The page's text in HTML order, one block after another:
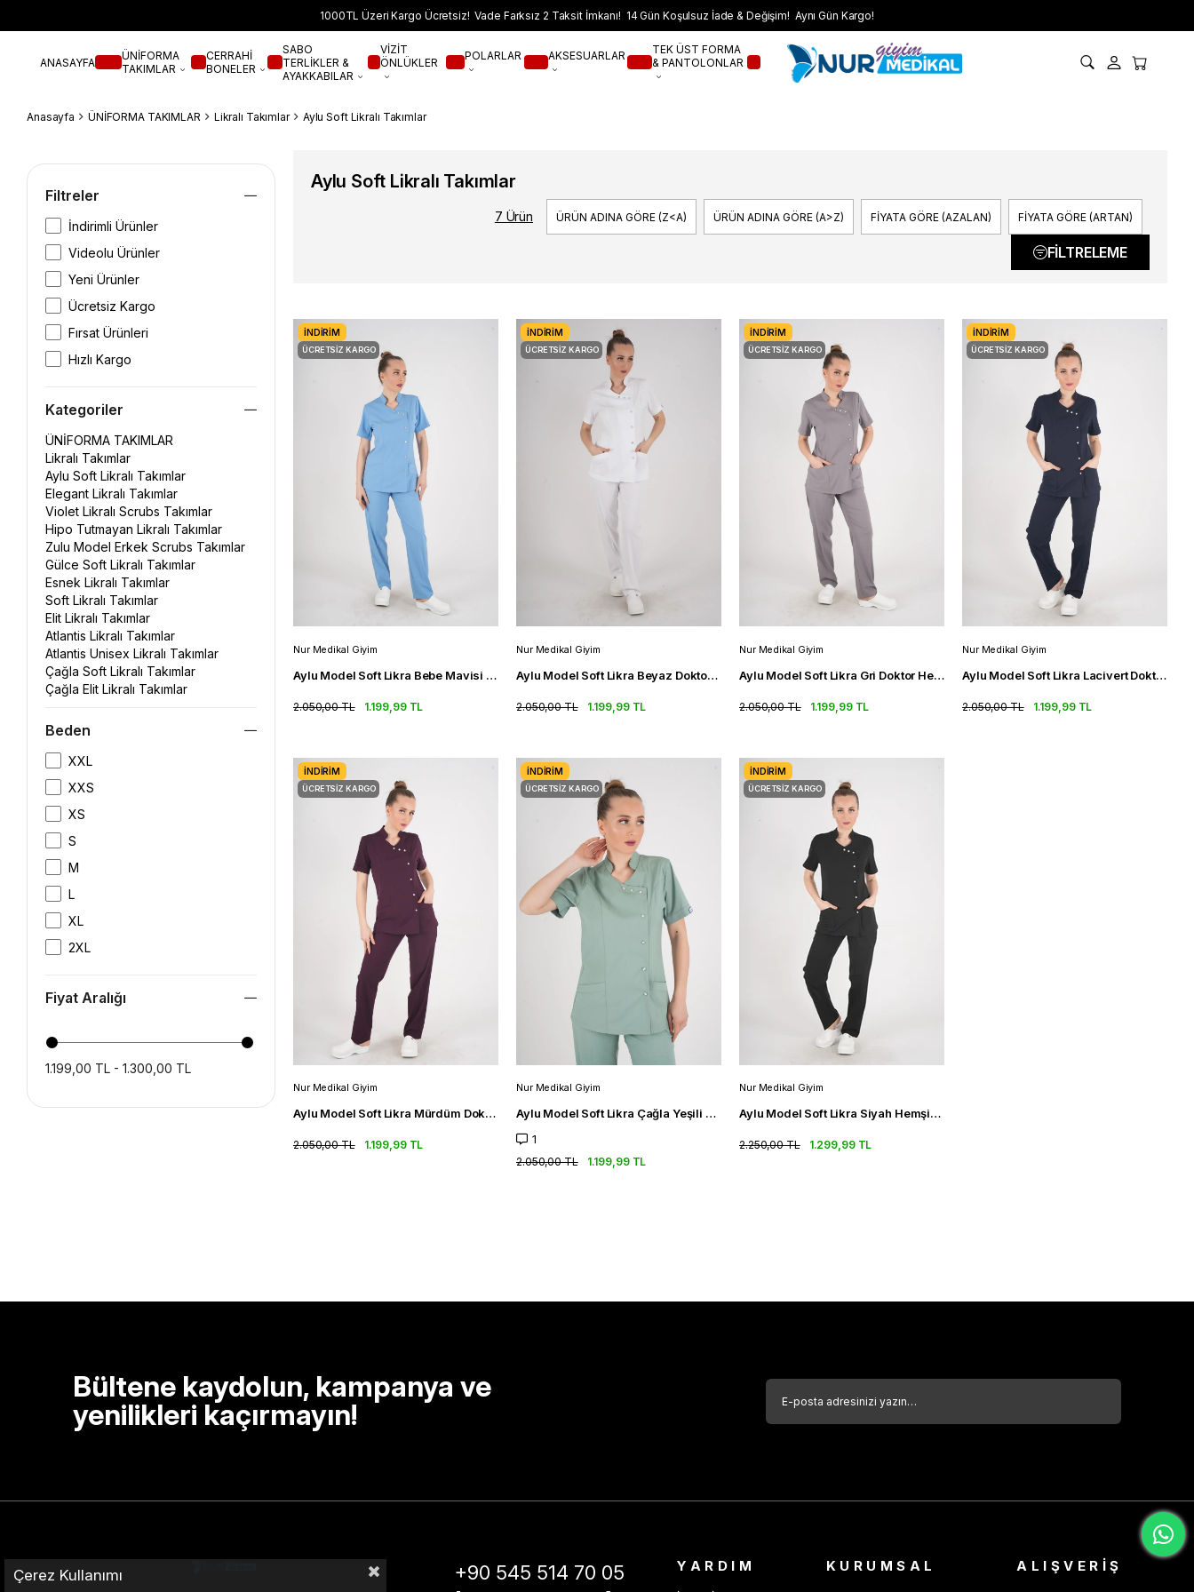
1000TL Üzeri Kargo Ücretsiz! Vade Farksız 2 Taksit İmkanı! 14 Gün Koşulsuz İade & Değişim! Aynı Gün Kargo!
ANASAYFA
ÜNİFORMA
TAKIMLAR
CERRAHİ
BONELER
SABO
TERLİKLER &
AYAKKABILAR
VİZİT
ÖNLÜKLER
POLARLAR AKSESUARLAR
TEK ÜST FORMA
& PANTOLONLAR
Anasayfa ÜNİFORMA TAKIMLAR Likralı Takımlar Aylu Soft Likralı Takımlar
Filtreler
İndirimli Ürünler
Videolu Ürünler
Yeni Ürünler
Ücretsiz Kargo
Fırsat Ürünleri
Hızlı Kargo
Kategoriler
ÜNİFORMA TAKIMLAR
Likralı Takımlar
Aylu Soft Likralı Takımlar
Elegant Likralı Takımlar
Violet Likralı Scrubs Takımlar
Hipo Tutmayan Likralı Takımlar
Zulu Model Erkek Scrubs Takımlar
Gülce Soft Likralı Takımlar
Esnek Likralı Takımlar
Soft Likralı Takımlar
Elit Likralı Takımlar
Atlantis Likralı Takımlar
Atlantis Unisex Likralı Takımlar
Çağla Soft Likralı Takımlar
Çağla Elit Likralı Takımlar
Business Soft Likralı Takımlar
Beden
XXL
XXS
XS
S
M
L
XL
2XL
Fiyat Aralığı
1.199,00 TL - 1.300,00 TL
Aylu Soft Likralı Takımlar
FIYATA GÖRE (ARTAN)
FIYATA GÖRE (AZALAN)
ÜRÜN ADINA GÖRE (A>Z)
ÜRÜN ADINA GÖRE (Z<A)
7 Ürün
FILTRELEME
Nur Medikal Giyim
Aylu Model Soft Likra Bebe Mavisi Doktor Hemşire Hastane Scrubs Üniforma Takımı
1.199,99 TL
2.050,00 TL
İNDIRIM
ÜCRETSIZ KARGO
Nur Medikal Giyim
Aylu Model Soft Likra Beyaz Doktor Hemşire Hastane Scrubs Üniforma Takımı
1.199,99 TL
2.050,00 TL
İNDIRIM
ÜCRETSIZ KARGO
Nur Medikal Giyim
Aylu Model Soft Likra Gri Doktor Hemşire Hastane Scrubs Üniforma Takımı
1.199,99 TL
2.050,00 TL
İNDIRIM
ÜCRETSIZ KARGO
Nur Medikal Giyim
Aylu Model Soft Likra Lacivert Doktor Hemşire Hastane Scrubs Üniforma Takımı
1.199,99 TL
2.050,00 TL
İNDIRIM
ÜCRETSIZ KARGO
Nur Medikal Giyim
Aylu Model Soft Likra Mürdüm Doktor Hemşire Hastane Scrubs Üniforma Takımı
1.199,99 TL
2.050,00 TL
İNDIRIM
ÜCRETSIZ KARGO
Nur Medikal Giyim
Aylu Model Soft Likra Çağla Yeşili Doktor Hemşire Hastane Scrubs Üniforma Takımı
1
1.199,99 TL
2.050,00 TL
İNDIRIM
ÜCRETSIZ KARGO
Nur Medikal Giyim
Aylu Model Soft Likra Siyah Hemşire Doktor Aşçı Scrubs Üniforma Takımı
1.299,99 TL
2.250,00 TL
İNDIRIM
ÜCRETSIZ KARGO
Bültene kaydolun, kampanya ve
yenilikleri kaçırmayın!
+90 545 514 70 05
YARDIM KURUMSAL ALIŞVERİŞ
Çerez Kullanımı